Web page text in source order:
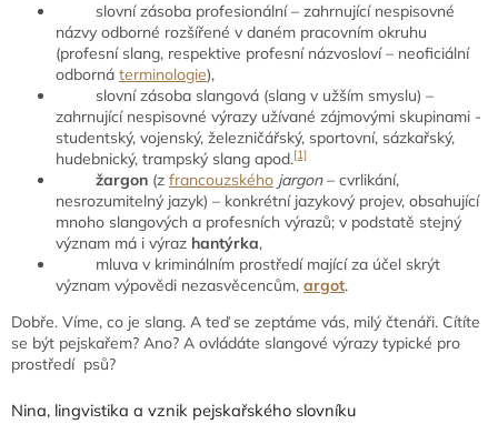
slovní zásoba profesionální – zahrnující nespisovné
názvy odborné rozšířené v daném pracovním okruhu
(profesní slang, respektive profesní názvosloví – neoficiální
odborná terminologie),
slovní zásoba slangová (slang v užším smyslu) –
zahrnující nespisovné výrazy užívané zájmovými skupinami -
studentský, vojenský, železničářský, sportovní, sázkařský,
hudebnický, trampský slang apod.[1]
žargon (z francouzského jargon– cvrlikání,
nesrozumitelný jazyk) – konkrétní jazykový projev, obsahující
mnoho slangových a profesních výrazů; v podstatě stejný
význam má i výraz hantýrka,
mluva v kriminálním prostředí mající za účel skrýt
význam výpovědi nezasvěcencům, argot.
Dobře. Víme, co je slang. A teď se zeptáme vás, milý čtenáři. Cítíte
se být pejskařem? Ano? A ovládáte slangové výrazy typické pro
prostředí psů?
Nina, lingvistika a vznik pejskařského slovníku